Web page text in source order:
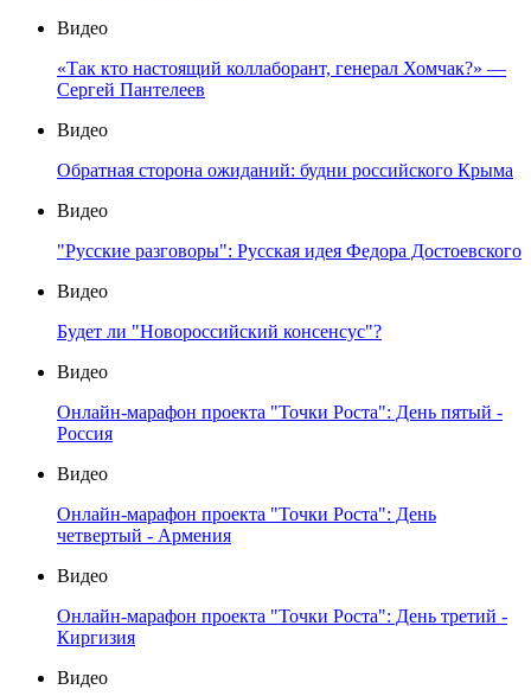
Видео
«Так кто настоящий коллаборант, генерал Хомчак?» —
Сергей Пантелеев
Видео
Обратная сторона ожиданий: будни российского Крыма
Видео
"Русские разговоры": Русская идея Федора Достоевского
Видео
Будет ли "Новороссийский консенсус"?
Видео
Онлайн-марафон проекта "Точки Роста": День пятый -
Россия
Видео
Онлайн-марафон проекта "Точки Роста": День
четвертый - Армения
Видео
Онлайн-марафон проекта "Точки Роста": День третий -
Киргизия
Видео